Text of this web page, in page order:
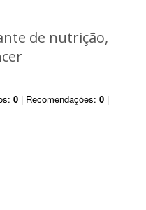
de nutrição,
0 | Recomendações: 0 |